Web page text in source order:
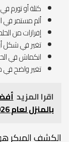
كتلة أو تورم
ألم مستمر في
إفرازات من
تغير في شكل
انكماش في
تغير واضح
اقرا المزيد
بالمنزل لعام 2026 - 2027
الكشف المبكر